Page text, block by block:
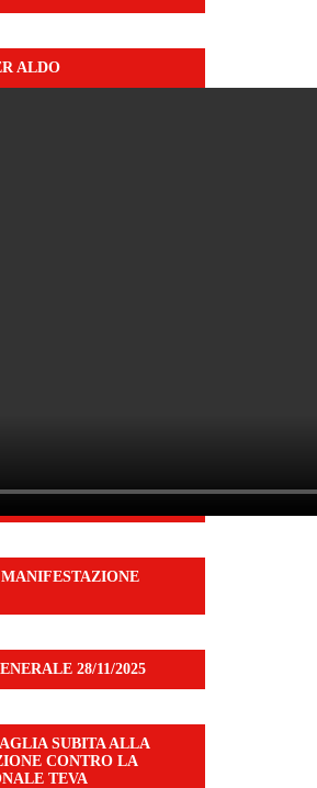
ALDO
28/11/2025
SUBITA ALLA
CONTRO LA
TEVA